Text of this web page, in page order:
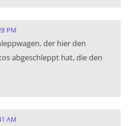
PM
der hier den
abgeschleppt hat, die den
AM